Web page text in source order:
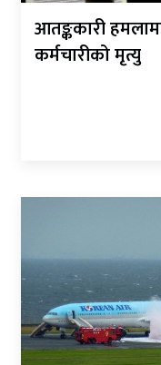
आतङ्ककारी
कर्मचारीको मृत्यु